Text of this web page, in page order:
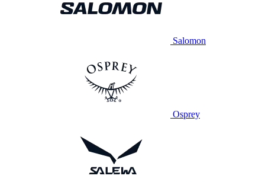
Salomon
Osprey